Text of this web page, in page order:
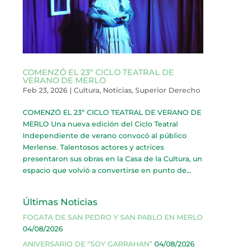
COMENZÓ EL 23º CICLO TEATRAL DE
VERANO DE MERLO
Feb 23, 2026| Cultura, Noticias, Superior Derecho
COMENZÓ EL 23º CICLO TEATRAL DE VERANO DE
MERLO Una nueva edición del Ciclo Teatral
Independiente de verano convocó al público
Merlense. Talentosos actores y actrices
presentaron sus obras en la Casa de la Cultura, un
espacio que volvió a convertirse en punto de...
Últimas Noticias
FOGATA DE SAN PEDRO Y SAN PABLO EN MERLO
04/08/2026
ANIVERSARIO DE “SOY GARRAHAN” 04/08/2026